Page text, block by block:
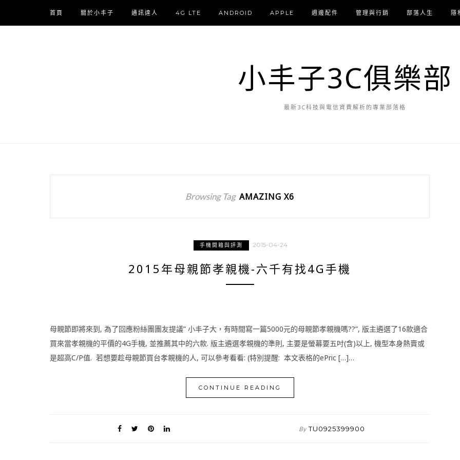
首頁 關於小丰子 通訊達人 4G LTE ANDROID APPLE 週邊配件 管理與行銷 部落人生 隱
小丰子3C俱樂部
最新3C科技與電信資費解析的專業部落格
Browsing Tag AMAZING X6
手機開箱與評測 2015-04-24
2015年母親節孝親機-六千有找4G手機
母親節即將來到, 為了回應粉絲團團友提議” 小丰子大，有時間寫一篇5000元的母親節孝親機嗎??”, 版主遴選了16款適合
買來當孝親機的平價的4G手機, 並推薦其中的六款. 版主遴選孝親機的準則, 主要是螢幕要五吋(含)以上, 機型本身熱賣或
是超高C/P值. 若想要趁母親節買台孝親機的人, 可以參考看看: (特別提醒: 本文表格的ePric […]…
CONTINUE READING
By TU0925399900